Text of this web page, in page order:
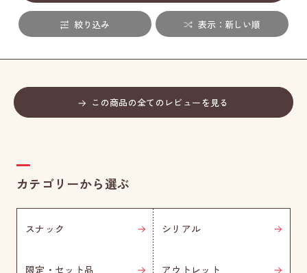
絞り込み 表示：新しい順
この商品の全てのレビューを見る
カテゴリーから選ぶ
スナック シリアル
限定・セット品 アウトレット